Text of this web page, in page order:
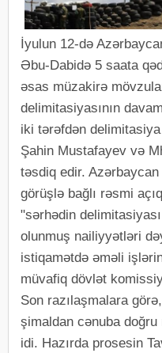
İyulun 12-də
Əbu-Dabidə 5 saata
əsas müzakirə
delimitasiyasının
iki tərəfdən
Şahin Mustafayev və
təsdiq edir.
görüşlə bağlı rəsmi
"sərhədin
olunmuş nailiyyətləri
istiqamətdə əməli
müvafiq dövlət
Son razılaşmalara
şimaldan cənuba doğru
idi. Hazırda prosesin